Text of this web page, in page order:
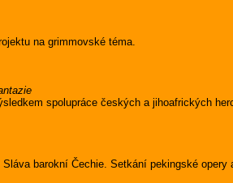
na grimmovské téma.
spolupráce českých a jihoafrických
barokní Čechie. Setkání pekingské